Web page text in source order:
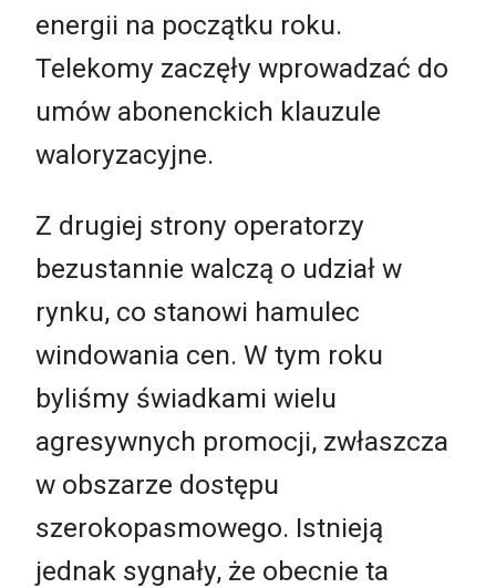
energii na początku roku.
Telekomy zaczęły wprowadzać do
umów abonenckich klauzule
waloryzacyjne.
Z drugiej strony operatorzy
bezustannie walczą o udział w
rynku, co stanowi hamulec
windowania cen. W tym roku
byliśmy świadkami wielu
agresywnych promocji, zwłaszcza
w obszarze dostępu
szerokopasmowego. Istnieją
jednak sygnały, że obecnie ta